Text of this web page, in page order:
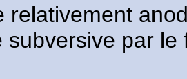
relativement
subversive par